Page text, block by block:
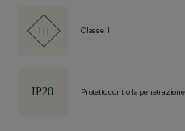
Classe III
Protetto contro la